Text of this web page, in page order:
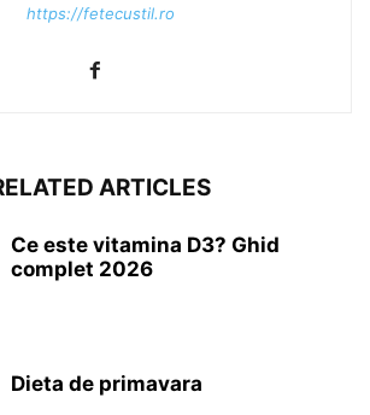
https://fetecustil.ro
ARTICLES
Ce este vitamina D3? Ghid
complet 2026
Dieta de primavara